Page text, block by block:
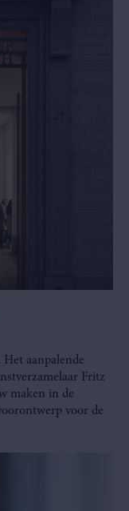
aanpalende
Fritz
maken in de
voor de